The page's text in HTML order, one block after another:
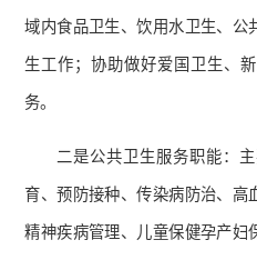
域内食品卫生、饮用水卫生、公
生工作；协助做好爱国卫生、
务。
二是公共卫生服务职能：
育、预防接种、传染病防治、高
精神疾病管理、儿童保健孕产妇